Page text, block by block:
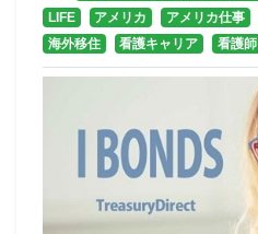
LIFE
アメリカ アメリカ仕事
海外移住
看護キャリア 看護師